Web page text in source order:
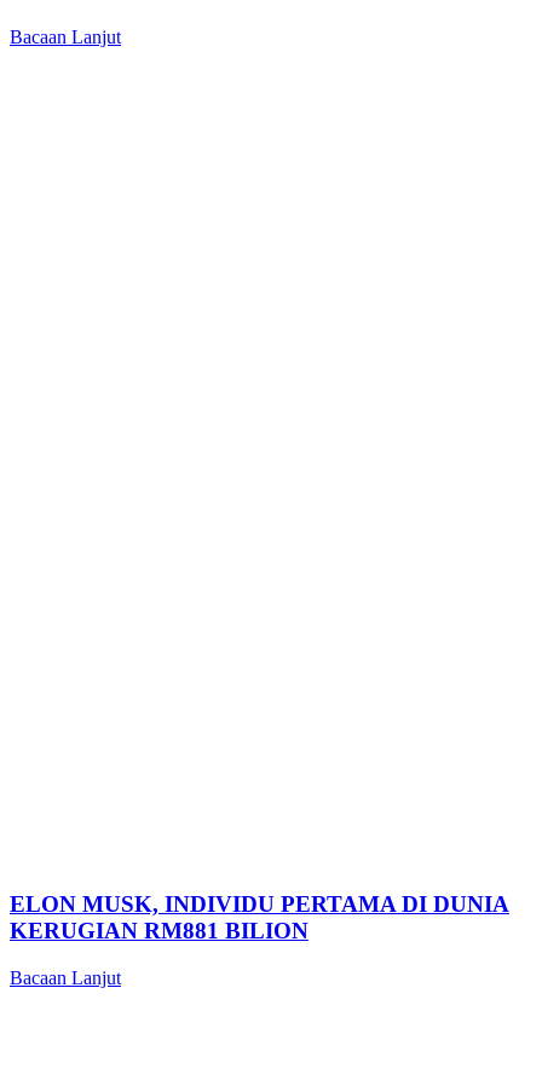
Bacaan Lanjut
ELON MUSK, INDIVIDU PERTAMA DI DUNIA
KERUGIAN RM881 BILION
Bacaan Lanjut